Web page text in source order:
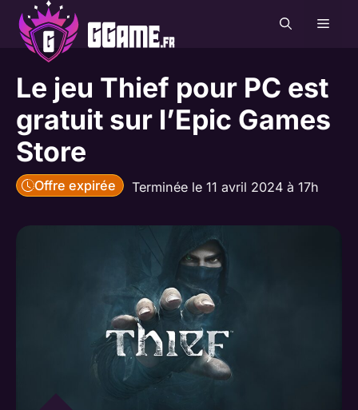
Aller
contenu
Le jeu Thief pour PC est
gratuit sur l’Epic Games
Store
Offre expirée Terminée le 11 avril 2024 à 17h